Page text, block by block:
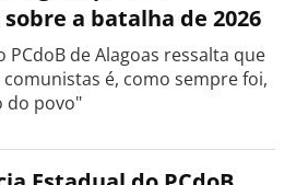
a batalha de 2026
PCdoB de Alagoas ressalta que
é, como sempre foi,
do povo"